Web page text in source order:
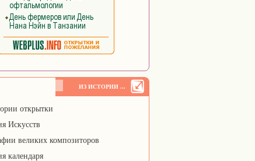
ИЗ ИСТОРИИ ...
открытки
Искусств
великих композиторов
календаря